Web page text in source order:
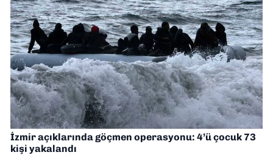
İzmir açıklarında göçmen operasyonu: 4’ü çocuk 73
kişi yakalandı